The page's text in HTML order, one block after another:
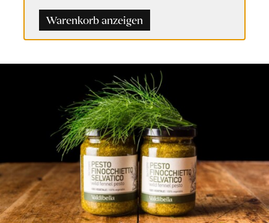
Warenkorb anzeigen